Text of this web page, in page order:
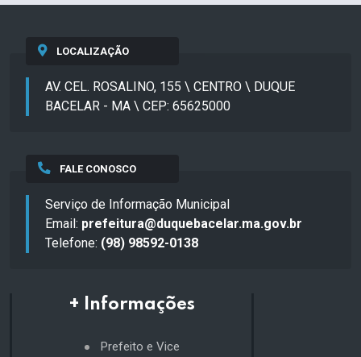
LOCALIZAÇÃO
AV. CEL. ROSALINO, 155 \ CENTRO \ DUQUE
BACELAR - MA \ CEP: 65625000
FALE CONOSCO
Serviço de Informação Municipal
Email: prefeitura@duquebacelar.ma.gov.br
Telefone: (98) 98592-0138
+ Informações
Prefeito e Vice